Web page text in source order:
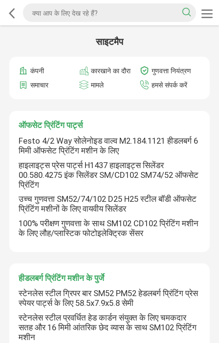
साइटमैप
कंपनी कारखाने का दौरा
गुणवत्ता नियंत्रण
समाचार
मामले हमसे संपर्क करें
ऑफसेट प्रिंटिंग पार्ट्स
Festo 4/2 Way सोलेनोइड वाल्व M2.184.1121 हीडलबर्ग 6
मिमी ऑफसेट प्रिंटिंग मशीन के लिए
हाइलाइट्स प्रेस पार्ट्स H1437 हाइलाइट्स सिलेंडर
00.580.4275 इंक सिलेंडर SM/CD102 SM74/52 ऑफसेट
प्रिंटिंग
उच्च गुणवत्ता SM52/74/102 D25 H25 स्टील बॉडी ऑफसेट
प्रिंटिंग मशीनों के लिए वायवीय सिलेंडर
100% परीक्षण गुणवत्ता के साथ SM102 CD102 प्रिंटिंग मशीन
के लिए लौह/प्लास्टिक फोटोइलेक्ट्रिक सेंसर
हीडलबर्ग प्रिंटिंग मशीन के पुर्जे
स्टेनलेस स्टील ग्रिपर बार SM52 PM52 हेडलबर्ग प्रिंटिंग प्रेस
स्पेयर पार्ट्स के लिए 58.5x7.9x5.8 सेमी
स्टेनलेस स्टील प्रवर्धित हेड कार्डन संयुक्त के लिए चमकदार
सतह और 16 मिमी आंतरिक छेद व्यास के साथ SM102 प्रिंटिंग
मशीन